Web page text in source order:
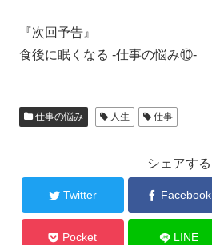
『次回予告』
食後に眠くなる ‐仕事の悩み⑩‐
仕事の悩み 人生 仕事
シェアする
Twitter Facebook
Pocket LINE